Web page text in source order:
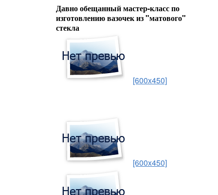
Давно обещанный мастер-класс по
изготовлению вазочек из "матового"
стекла
[600x450]
[600x450]